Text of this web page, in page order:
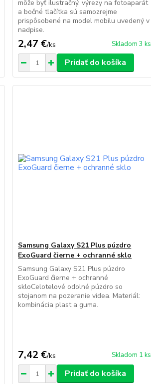
môže byť ilustračný, výrezy na fotoaparát
a bočné tlačítka sú samozrejme
prispôsobené na model mobilu uvedený v
nadpise.
2,47 €/ks Skladom 3 ks
Pridať do košíka
Samsung Galaxy S21 Plus púzdro
ExoGuard čierne + ochranné sklo
Samsung Galaxy S21 Plus púzdro
ExoGuard čierne + ochranné
skloCelotelové odolné púzdro so
stojanom na pozeranie videa. Materiál:
kombinácia plast a guma.
7,42 €/ks Skladom 1 ks
Pridať do košíka